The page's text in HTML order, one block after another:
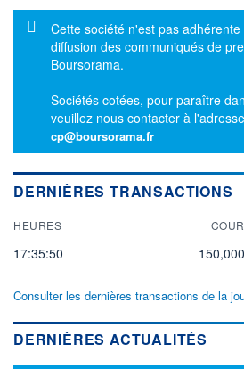
Message d'information
Cette société n'est pas
diffusion des communiqués de
Boursorama.
Sociétés cotées, pour paraître
veuillez nous contacter à
cp@boursorama.fr
DERNIÈRES TRANSACTIONS
HEURES
17:35:50
Consulter les dernières transactions de la
DERNIÈRES ACTUALITÉS